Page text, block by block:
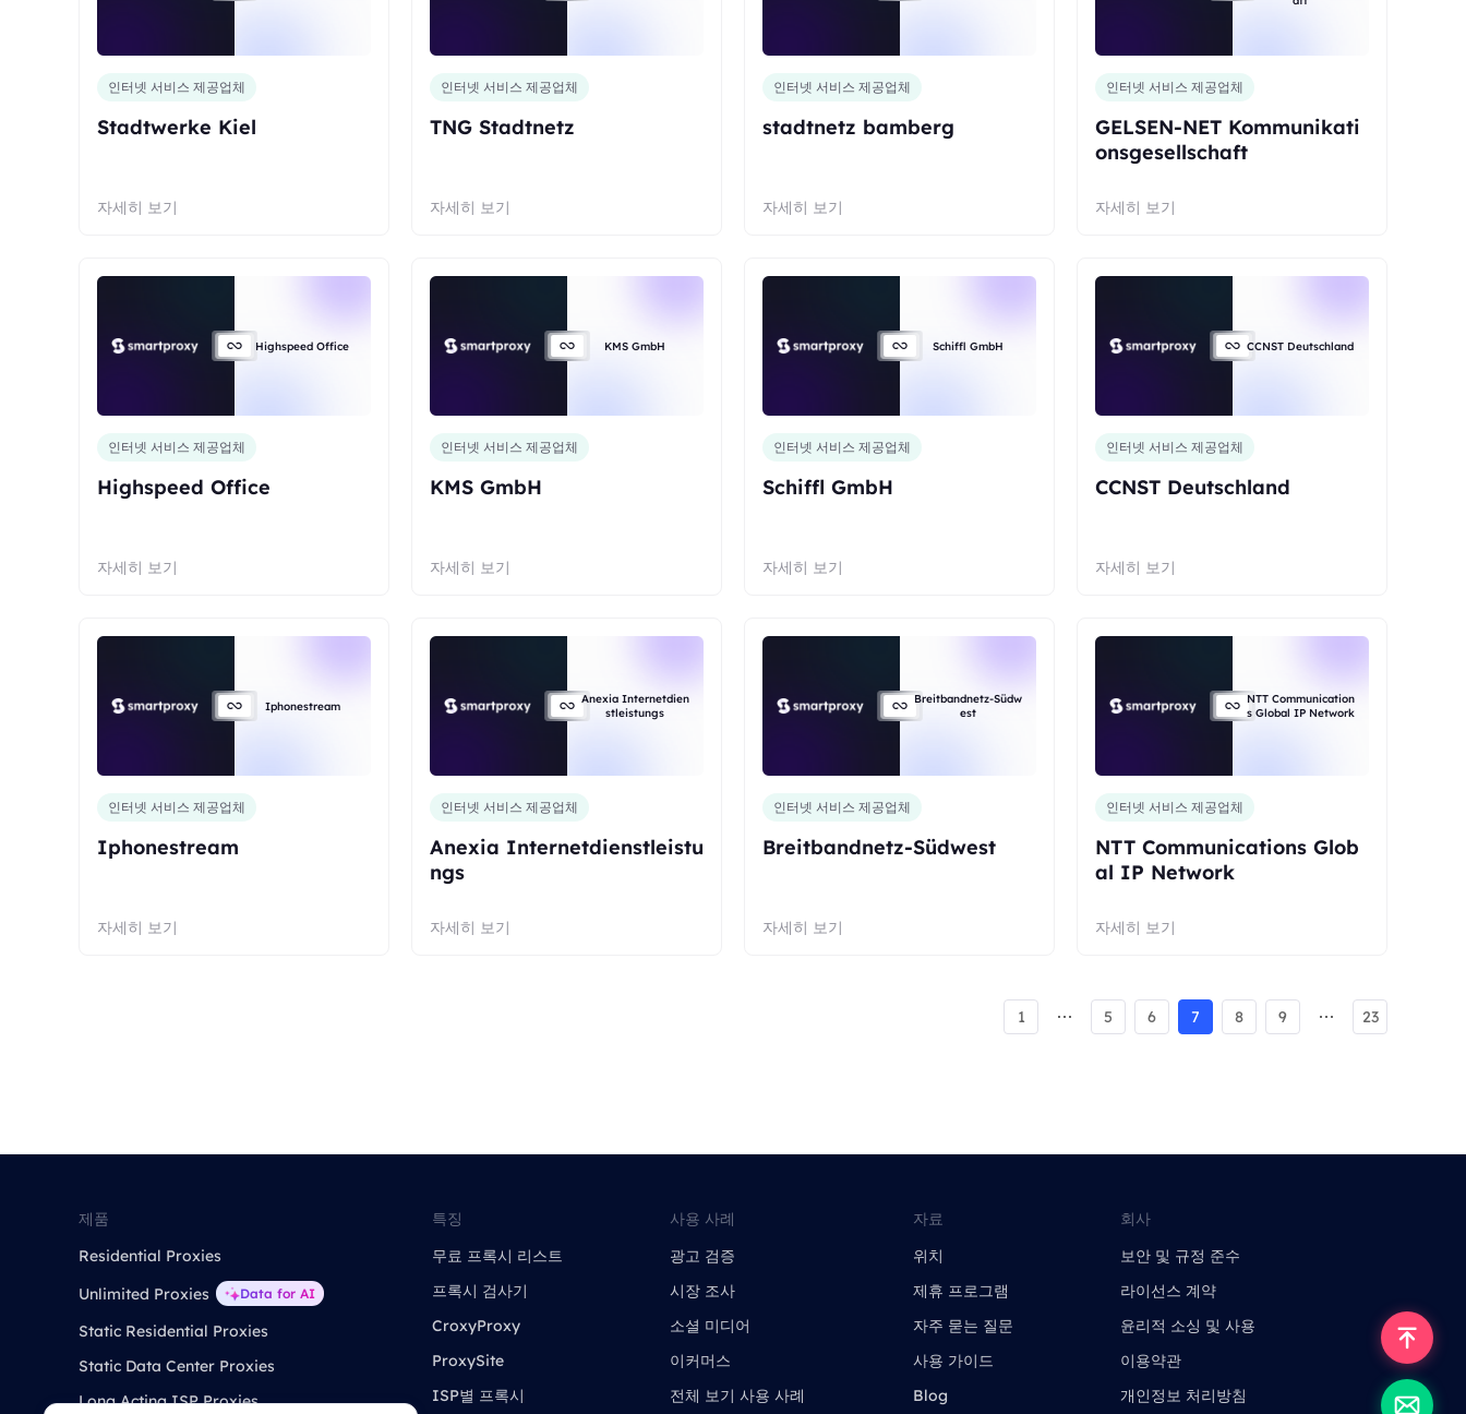
인터넷 서비스 제공업체
Stadtwerke Kiel
자세히 보기
인터넷 서비스 제공업체
TNG Stadtnetz
자세히 보기
인터넷 서비스 제공업체
stadtnetz bamberg
자세히 보기
인터넷 서비스 제공업체
GELSEN-NET Kommunikati
onsgesellschaft
자세히 보기
Highspeed Office
인터넷 서비스 제공업체
Highspeed Office
자세히 보기
KMS GmbH
인터넷 서비스 제공업체
KMS GmbH
자세히 보기
Schiffl GmbH
인터넷 서비스 제공업체
Schiffl GmbH
자세히 보기
CCNST Deutschland
인터넷 서비스 제공업체
CCNST Deutschland
자세히 보기
Iphonestream
인터넷 서비스 제공업체
Iphonestream
자세히 보기
Anexia Internetdien
stleistungs
인터넷 서비스 제공업체
Anexia Internetdienstleistu
ngs
자세히 보기
Breitbandnetz-Südw
est
인터넷 서비스 제공업체
Breitbandnetz-Südwest
자세히 보기
NTT Communication
s Global IP Network
인터넷 서비스 제공업체
NTT Communications Glob
al IP Network
자세히 보기
1 5 6 7 8 9 23
제품
Residential Proxies
Unlimited Proxies
Data for AI
Static Residential Proxies
Static Data Center Proxies
Long Acting ISP Proxies
특징
무료 프록시 리스트
프록시 검사기
CroxyProxy
ProxySite
ISP별 프록시
사용 사례
광고 검증
시장 조사
소셜 미디어
이커머스
전체 보기 사용 사례
자료
위치
제휴 프로그램
자주 묻는 질문
사용 가이드
Blog
회사
보안 및 규정 준수
라이선스 계약
윤리적 소싱 및 사용
이용약관
개인정보 처리방침